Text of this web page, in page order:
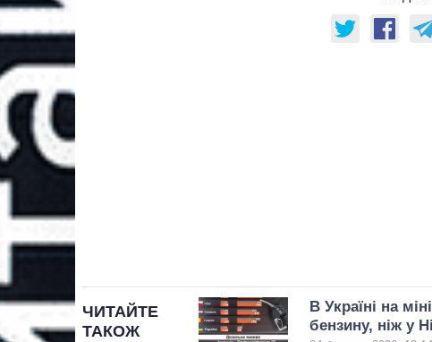
ЧИТАЙТЕ
ТАКОЖ
В Україні на
бензину, ніж у